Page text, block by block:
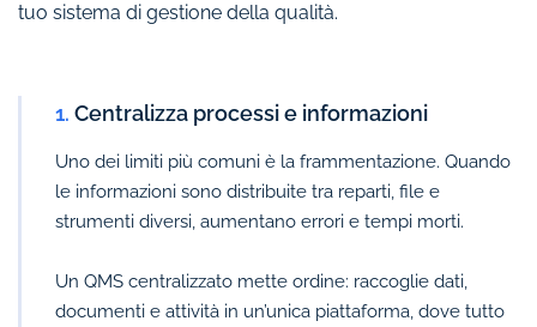
tuo sistema di gestione della qualità.
1. Centralizza processi e informazioni
Uno dei limiti più comuni è la frammentazione. Quando
le informazioni sono distribuite tra reparti, file e
strumenti diversi, aumentano errori e tempi morti.
Un QMS centralizzato mette ordine: raccoglie dati,
documenti e attività in un’unica piattaforma, dove tutto